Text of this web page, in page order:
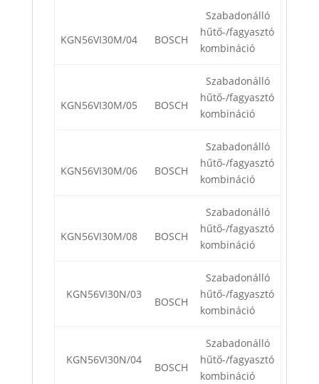
KGN56VI30M/04 BOSCH
Szabadonálló
hűtő-/fagyasztó
kombináció
KGN56VI30M/05 BOSCH
Szabadonálló
hűtő-/fagyasztó
kombináció
KGN56VI30M/06 BOSCH
Szabadonálló
hűtő-/fagyasztó
kombináció
KGN56VI30M/08 BOSCH
Szabadonálló
hűtő-/fagyasztó
kombináció
KGN56VI30N/03
BOSCH
Szabadonálló
hűtő-/fagyasztó
kombináció
KGN56VI30N/04
BOSCH
Szabadonálló
hűtő-/fagyasztó
kombináció